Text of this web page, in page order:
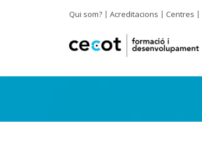
Qui som? Acreditacions Centres